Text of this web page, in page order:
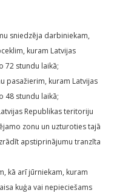
sniedzēja darbiniekam,
kuram Latvijas
72 stundu laikā;
pasažierim, kuram Latvijas
48 stundu laikā;
Republikas teritoriju
zonu un uzturoties tajā
apstiprinājumu tranzīta
kā arī jūrniekam, kuram
kuģa vai nepieciešams